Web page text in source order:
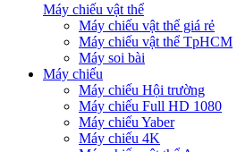
Máy chiếu vật thể
Máy chiếu vật thể giá rẻ
Máy chiếu vật thể TpHCM
Máy soi bài
Máy chiếu
Máy chiếu Hội trường
Máy chiếu Full HD 1080
Máy chiếu Yaber
Máy chiếu 4K